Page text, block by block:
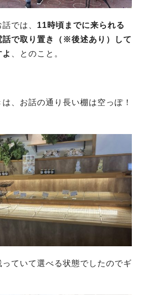
では、 11時頃までに来られる
話で取り置き（※後述あり）して
、とのこと。
、お話の通り長い棚は空っぽ！
ていて選べる状態でしたのでギ